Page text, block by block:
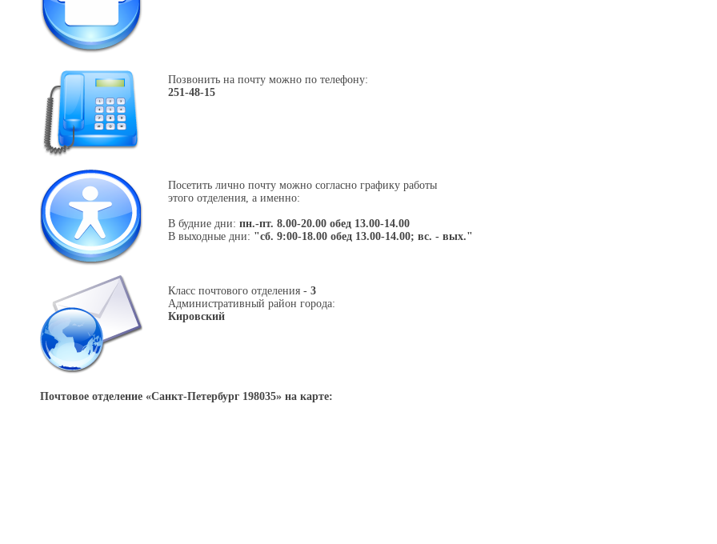
Позвонить на почту можно по телефону:
251-48-15
Посетить лично почту можно согласно графику работы
этого отделения, а именно:
В будние дни: пн.-пт. 8.00-20.00 обед 13.00-14.00
В выходные дни: "сб. 9:00-18.00 обед 13.00-14.00; вс. - вых."
Класс почтового отделения - 3
Административный район города:
Кировский
Почтовое отделение «Санкт-Петербург 198035» на карте: